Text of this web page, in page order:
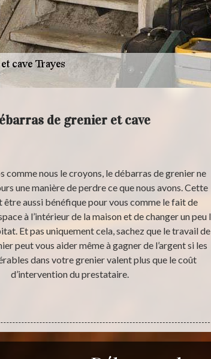
de grenier et cave
comme nous le croyons, le débarras de grenier ne
une manière de perdre ce que nous avons. Cette
aussi bénéfique pour vous comme le fait de
à l’intérieur de la maison et de changer un peu
Et pas uniquement cela, sachez que le travail de
peut vous aider même à gagner de l’argent si les
dans votre grenier valent plus que le coût
d’intervention du prestataire.